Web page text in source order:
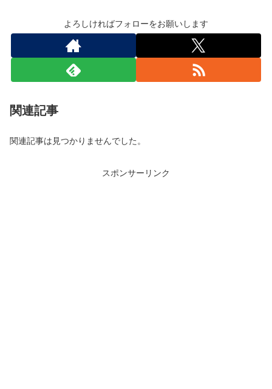
よろしければフォローをお願いします
関連記事
関連記事は見つかりませんでした。
スポンサーリンク